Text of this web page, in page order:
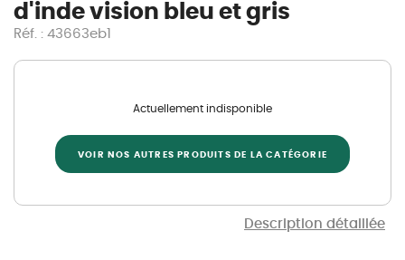
d'inde vision bleu et gris
Réf. : 43663eb1
Description détaillée
Actuellement indisponible
VOIR NOS AUTRES PRODUITS DE LA CATÉGORIE